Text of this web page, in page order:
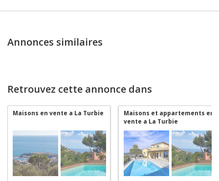
Annonces similaires
Retrouvez cette annonce dans
Maisons en vente a La Turbie
Maisons et appartements en
vente a La Turbie